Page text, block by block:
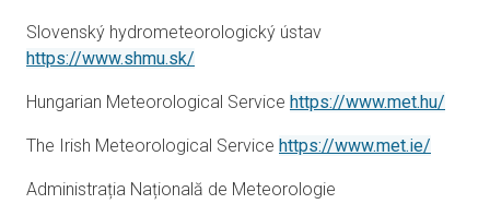
Slovenský hydrometeorologický ústav
https://www.shmu.sk/
Hungarian Meteorological Service https://www.met.hu/
The Irish Meteorological Service https://www.met.ie/
Administrația Națională de Meteorologie